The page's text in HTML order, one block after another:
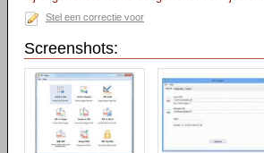
Stel een correctie voor
Screenshots: